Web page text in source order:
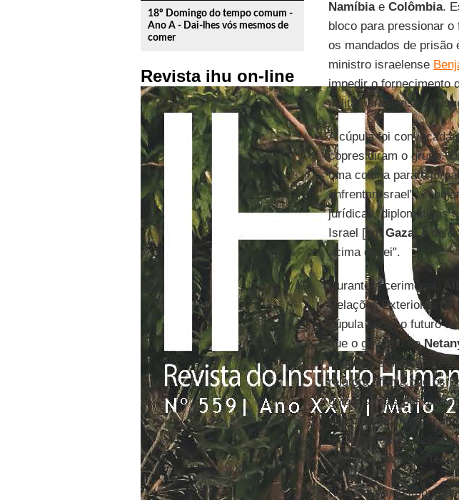
18º Domingo do tempo comum -
Ano A - Dai-lhes vós mesmos de
comer
Revista ihu on-line
Namíbiae Colômbia.
bloco para pressionar
os mandados de prisão
ministro israelense
impedir o fornecimento
militar israelense
A cúpula foi convocada
copresidiram o grupo.
uma coluna para o
enfrentar Israel". O
jurídicas, diplomáticas
Israel [em Gaza ] e
acima da lei".
Durante a cerimônia,
Relações Exteriores da
cúpula sobre o futuro
que o governo de
chegar a um acordo e
relatora afirma que os
guiados mais por uma
vassalos do império
laços militares,
sintomas há muito
Na coletiva de